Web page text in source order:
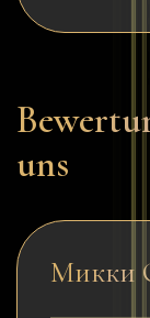
uns
Микки